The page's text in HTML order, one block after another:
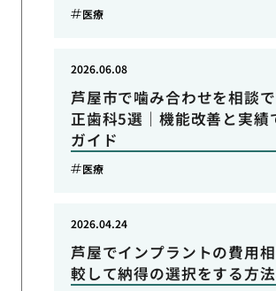
医療
芦屋市で噛み合わせを相談
正歯科5選｜機能改善と実績
ガイド
2026.06.08
医療
芦屋でインプラントの費用
較して納得の選択をする方法
2026.04.24